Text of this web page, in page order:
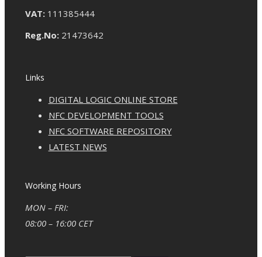
VAT:111385444
Reg.No:21473642
Links
DIGITAL LOGIC ONLINE STORE
NFC DEVELOPMENT TOOLS
NFC SOFTWARE REPOSITORY
LATEST NEWS
Working Hours
MON – FRI:
08:00 – 16:00 CET